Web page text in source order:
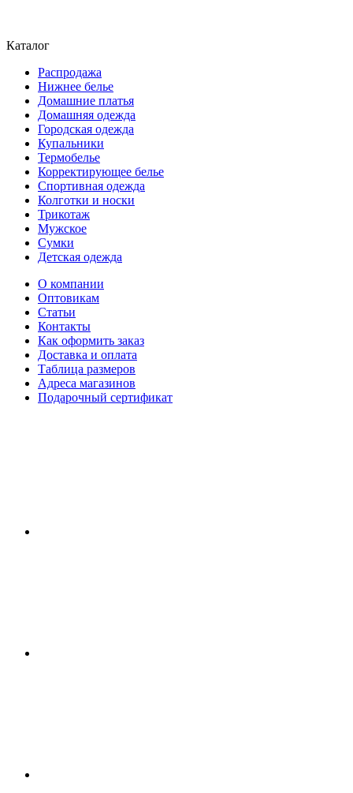
Каталог
Распродажа
Нижнее белье
Домашние платья
Домашняя одежда
Городская одежда
Купальники
Термобелье
Корректирующее белье
Спортивная одежда
Колготки и носки
Трикотаж
Мужское
Сумки
Детская одежда
О компании
Оптовикам
Статьи
Контакты
Как оформить заказ
Доставка и оплата
Таблица размеров
Адреса магазинов
Подарочный сертификат